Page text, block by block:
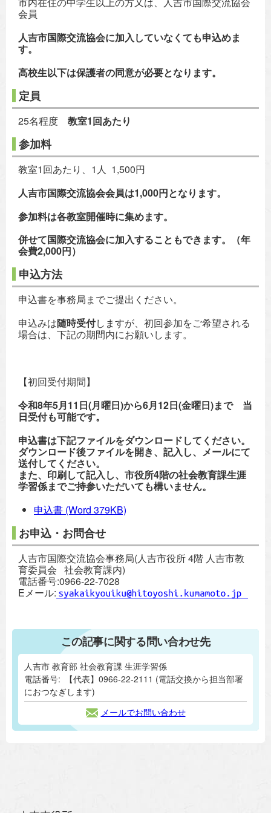
会員
人吉市国際交流協会に加入していなくても申込めま
す。
高校生以下は保護者の同意が必要となります。
定員
25名程度 教室1回あたり
参加料
教室1回あたり、1人 1,500円
人吉市国際交流協会会員は1,000円となります。
参加料は各教室開催時に集めます。
併せて国際交流協会に加入することもできます。（年
会費2,000円）
申込方法
申込書を事務局までご提出ください。
申込みは随時受付しますが、初回参加をご希望される
場合は、下記の期間内にお願いします。
【初回受付期間】
令和8年5月11日(月曜日)から6月12日(金曜日)まで 当
日受付も可能です。
申込書は下記ファイルをダウンロードしてください。
ダウンロード後ファイルを開き、記入し、メールにて
送付してください。
また、印刷して記入し、市役所4階の社会教育課生涯
学習係までご持参いただいても構いません。
申込書 (Word 379KB)
お申込・お問合せ
人吉市国際交流協会事務局(人吉市役所 4階 人吉市教
育委員会 社会教育課内)
電話番号:0966-22-7028
Eメール:
この記事に関する問い合わせ先
人吉市 教育部 社会教育課 生涯学習係
電話番号:
【代表】0966-22-2111 (電話交換から担当部署
におつなぎします)
メールでお問い合わせ